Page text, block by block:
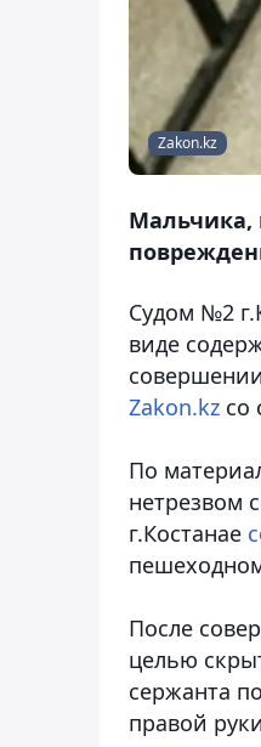
Zakon.kz
Мальчика,
Судом №2
виде
Zakon.kz со
По
нетрезвом
г.Костанае
После
целью
сержанта
правой